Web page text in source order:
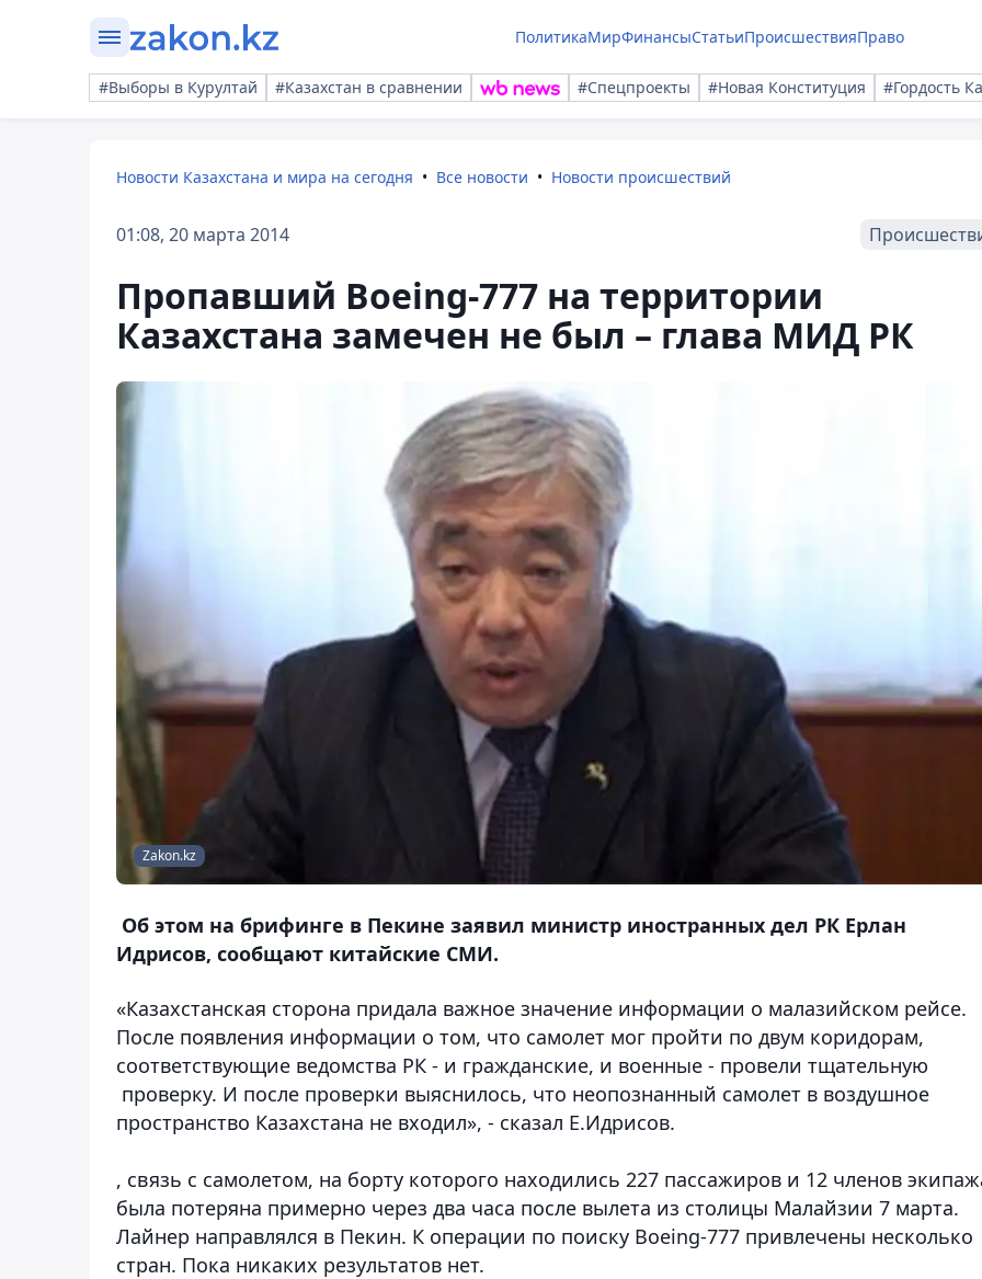
ПолитикаМирФинансыСтатьиПроисшествияПраво
#Выборы в Курултай #Казахстан в сравнении #Спецпроекты #Новая Конституция #Гордость
Новости Казахстана и мира на сегодня Все новости Новости происшествий
01:08, 20 марта 2014
Пропавший Boeing-777 на территории
Казахстана замечен не был – глава МИД РК
Zakon.kz
Об этом на брифинге в Пекине заявил министр иностранных дел РК Ерлан
Идрисов, сообщают китайские СМИ.
«Казахстанская сторона придала важное значение информации о малазийском рейсе.
После появления информации о том, что самолет мог пройти по двум коридорам,
соответствующие ведомства РК - и гражданские, и военные - провели тщательную
проверку. И после проверки выяснилось, что неопознанный самолет в воздушное
пространство Казахстана не входил», - сказал Е.Идрисов.
, связь с самолетом, на борту которого находились 227 пассажиров и 12 членов
была потеряна примерно через два часа после вылета из столицы Малайзии 7 марта.
Лайнер направлялся в Пекин. К операции по поиску Boeing-777 привлечены несколько
стран. Пока никаких результатов нет.